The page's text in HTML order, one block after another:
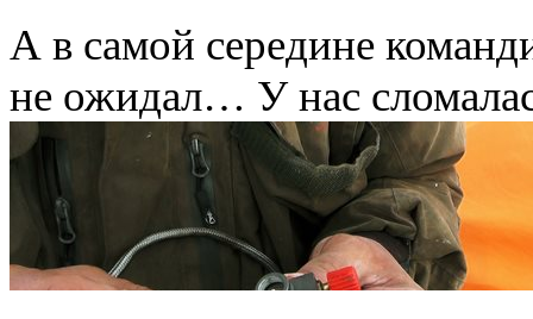
А в самой середине
не ожидал… У нас